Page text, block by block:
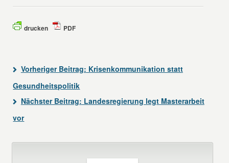
drucken PDF
Vorheriger Beitrag: Krisenkommunikation statt
Gesundheitspolitik
Nächster Beitrag: Landesregierung legt Masterarbeit
vor